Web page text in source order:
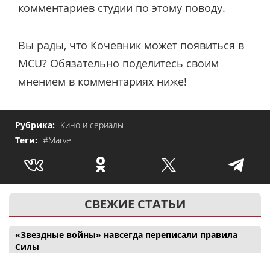
комментариев студии по этому поводу.
Вы рады, что Кочевник может появиться в
MCU? Обязательно поделитесь своим
мнением в комментариях ниже!
Рубрика: Кино и сериалы
Теги: #Marvel
СВЕЖИЕ СТАТЬИ
«Звездные войны» навсегда переписали правила
Силы